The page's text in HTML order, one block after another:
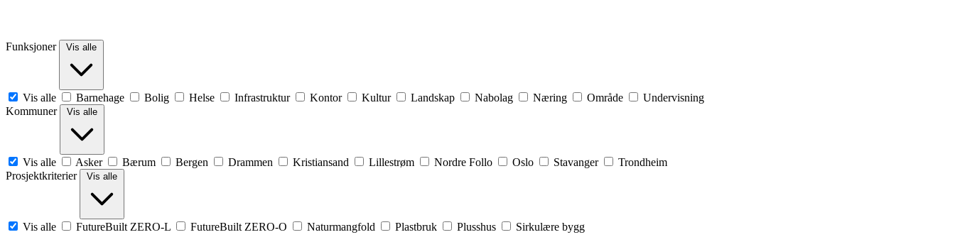
Funksjoner Vis alle
Vis alle Barnehage Bolig Helse Infrastruktur Kontor Kultur Landskap Nabolag Næring Område
Undervisning
Kommuner
Vis alle
Vis alle Asker Bærum Bergen Drammen Kristiansand Lillestrøm Nordre Follo Oslo Stavanger
Trondheim
Prosjektkriterier
Vis alle
Vis alle FutureBuilt ZERO-L FutureBuilt ZERO-O Naturmangfold Plastbruk Plusshus Sirkulære bygg